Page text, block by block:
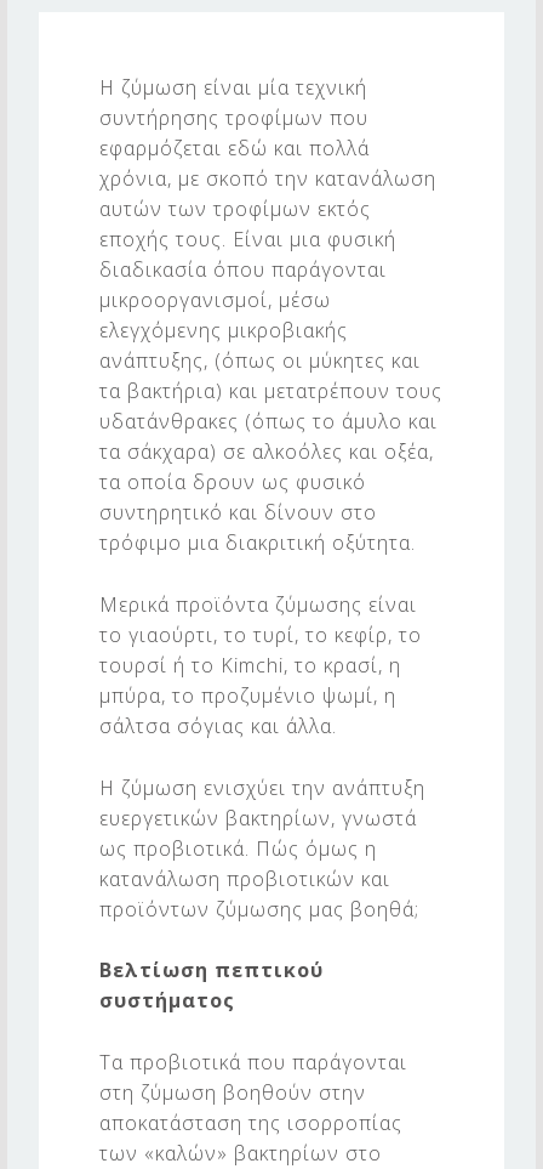
Η ζύμωση είναι μία τεχνική
συντήρησης τροφίμων που
εφαρμόζεται εδώ και πολλά
χρόνια, με σκοπό την κατανάλωση
αυτών των τροφίμων εκτός
εποχής τους. Είναι μια φυσική
διαδικασία όπου παράγονται
μικροοργανισμοί, μέσω
ελεγχόμενης μικροβιακής
ανάπτυξης, (όπως οι μύκητες και
τα βακτήρια) και μετατρέπουν τους
υδατάνθρακες (όπως το άμυλο και
τα σάκχαρα) σε αλκοόλες και οξέα,
τα οποία δρουν ως φυσικό
συντηρητικό και δίνουν στο
τρόφιμο μια διακριτική οξύτητα.
Μερικά προϊόντα ζύμωσης είναι
το γιαούρτι, το τυρί, το κεφίρ, το
τουρσί ή το Kimchi, το κρασί, η
μπύρα, το προζυμένιο ψωμί, η
σάλτσα σόγιας και άλλα.
Η ζύμωση ενισχύει την ανάπτυξη
ευεργετικών βακτηρίων, γνωστά
ως προβιοτικά. Πώς όμως η
κατανάλωση προβιοτικών και
προϊόντων ζύμωσης μας βοηθά;
Βελτίωση πεπτικού
συστήματος
Τα προβιοτικά που παράγονται
στη ζύμωση βοηθούν στην
αποκατάσταση της ισορροπίας
των «καλών» βακτηρίων στο